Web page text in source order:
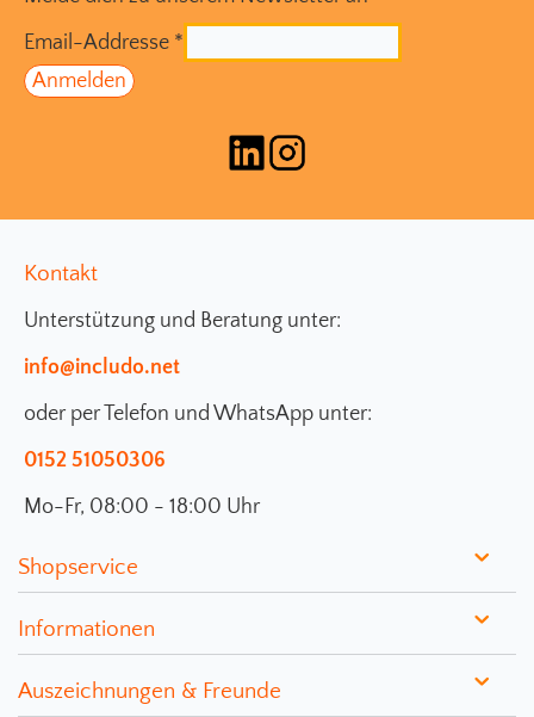
Email-Addresse *
Kontakt
Unterstützung und Beratung unter:
info@includo.net
oder per Telefon und WhatsApp unter:
0152 51050306
Mo-Fr, 08:00 - 18:00 Uhr
Shopservice
Informationen
Auszeichnungen & Freunde